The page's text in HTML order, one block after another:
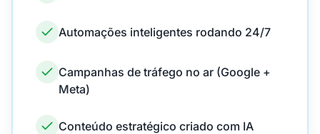
Automações inteligentes rodando 24/7
Campanhas de tráfego no ar (Google +
Meta)
Conteúdo estratégico criado com IA